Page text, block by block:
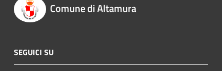
Comune di Altamura
SEGUICI SU